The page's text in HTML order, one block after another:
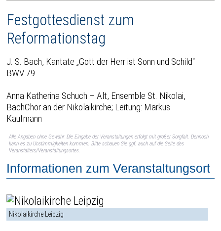
Festgottesdienst zum
Reformationstag
J. S. Bach, Kantate „Gott der Herr ist Sonn und Schild“
BWV 79
Anna Katherina Schuch – Alt, Ensemble St. Nikolai,
BachChor an der Nikolaikirche; Leitung: Markus
Kaufmann
Alle Angaben ohne Gewähr. Die Eingabe der Veranstaltungen erfolgt mit großer Sorgfalt. Dennoch
kann es zu Unstimmigkeiten kommen. Bitte schauen Sie ggf. auch auf die Seite des
Veranstalters/Veranstaltungsortes.
Informationen zum Veranstaltungsort
Nikolaikirche Leipzig